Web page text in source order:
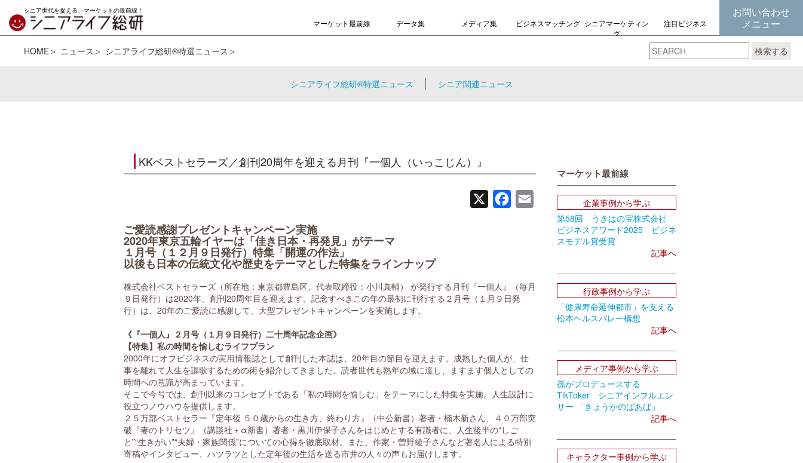
シニア世代を捉える、マーケットの最前線！
マーケット最前線 データ集 メディア集 ビジネスマッチング シニアマーケティン
グ
注目ビジネス
お問い合わせ
メニュー
HOME ニュース シニアライフ総研®特選ニュース 検索する
シニアライフ総研®特選ニュース シニア関連ニュース
KKベストセラーズ／創刊20周年を迎える月刊『一個人（いっこじん）』
FacebookEmail
ご愛読感謝プレゼントキャンペーン実施
2020年東京五輪イヤーは「佳き日本・再発見」がテーマ
１月号（１２月９日発行）特集「開運の作法」
以後も日本の伝統文化や歴史をテーマとした特集をラインナップ
株式会社ベストセラーズ（所在地：東京都豊島区、代表取締役：小川真輔） が発行する月刊『一個人』（毎月
９日発行）は2020年、創刊20周年目を迎えます。記念すべきこの年の最初に刊行する２月号（１月９日発
行）は、20年のご愛読に感謝して、大型プレゼントキャンペーンを実施します。
《『一個人』２月号（１月９日発行）二十周年記念企画》
【特集】私の時間を愉しむライフプラン
2000年にオフビジネスの実用情報誌として創刊した本誌は、20年目の節目を迎えます。成熟した個人が、仕
事を離れて人生を謳歌するための術を紹介してきました。読者世代も熟年の域に達し、ますます個人としての
時間への意識が高まっています。
そこで今号では、創刊以来のコンセプトである「私の時間を愉しむ」をテーマにした特集を実施。人生設計に
役立つノウハウを提供します。
２５万部ベストセラー『定年後 ５０歳からの生き方、終わり方』（中公新書）著者・楠木新さん、４０万部突
破『妻のトリセツ』（講談社＋α新書）著者・黒川伊保子さんをはじめとする有識者に、人生後半の“しご
と”“生きがい”“夫婦・家族関係”についての心得を徹底取材。また、作家・曽野綾子さんなど著名人による特別
寄稿やインタビュー、ハツラツとした定年後の生活を送る市井の人々の声もお届けします。
マーケット最前線
企業事例から学ぶ
第58回 うきはの宝株式会社
ビジネスアワード2025 ビジネ
スモデル賞受賞
記事へ
行政事例から学ぶ
「健康寿命延伸都市」を支える
松本ヘルスバレー構想
記事へ
メディア事例から学ぶ
孫がプロデュースする
TikToker シニアインフルエン
サー 「きょうかのばあば」
記事へ
キャラクター事例から学ぶ